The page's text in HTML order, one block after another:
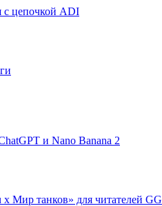
с цепочкой ADI
и Nano Banana 2
Мир танков» для читателей GG